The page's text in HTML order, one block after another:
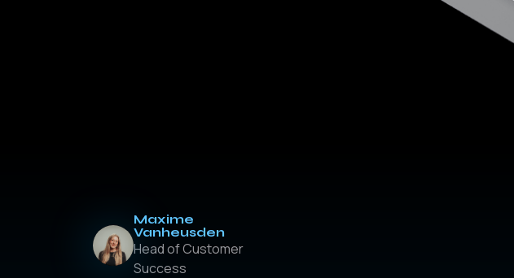
Maxime
Vanheusden
Head of Customer
Success